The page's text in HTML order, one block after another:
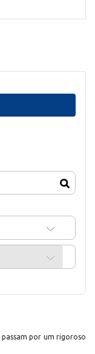
por um rigoroso